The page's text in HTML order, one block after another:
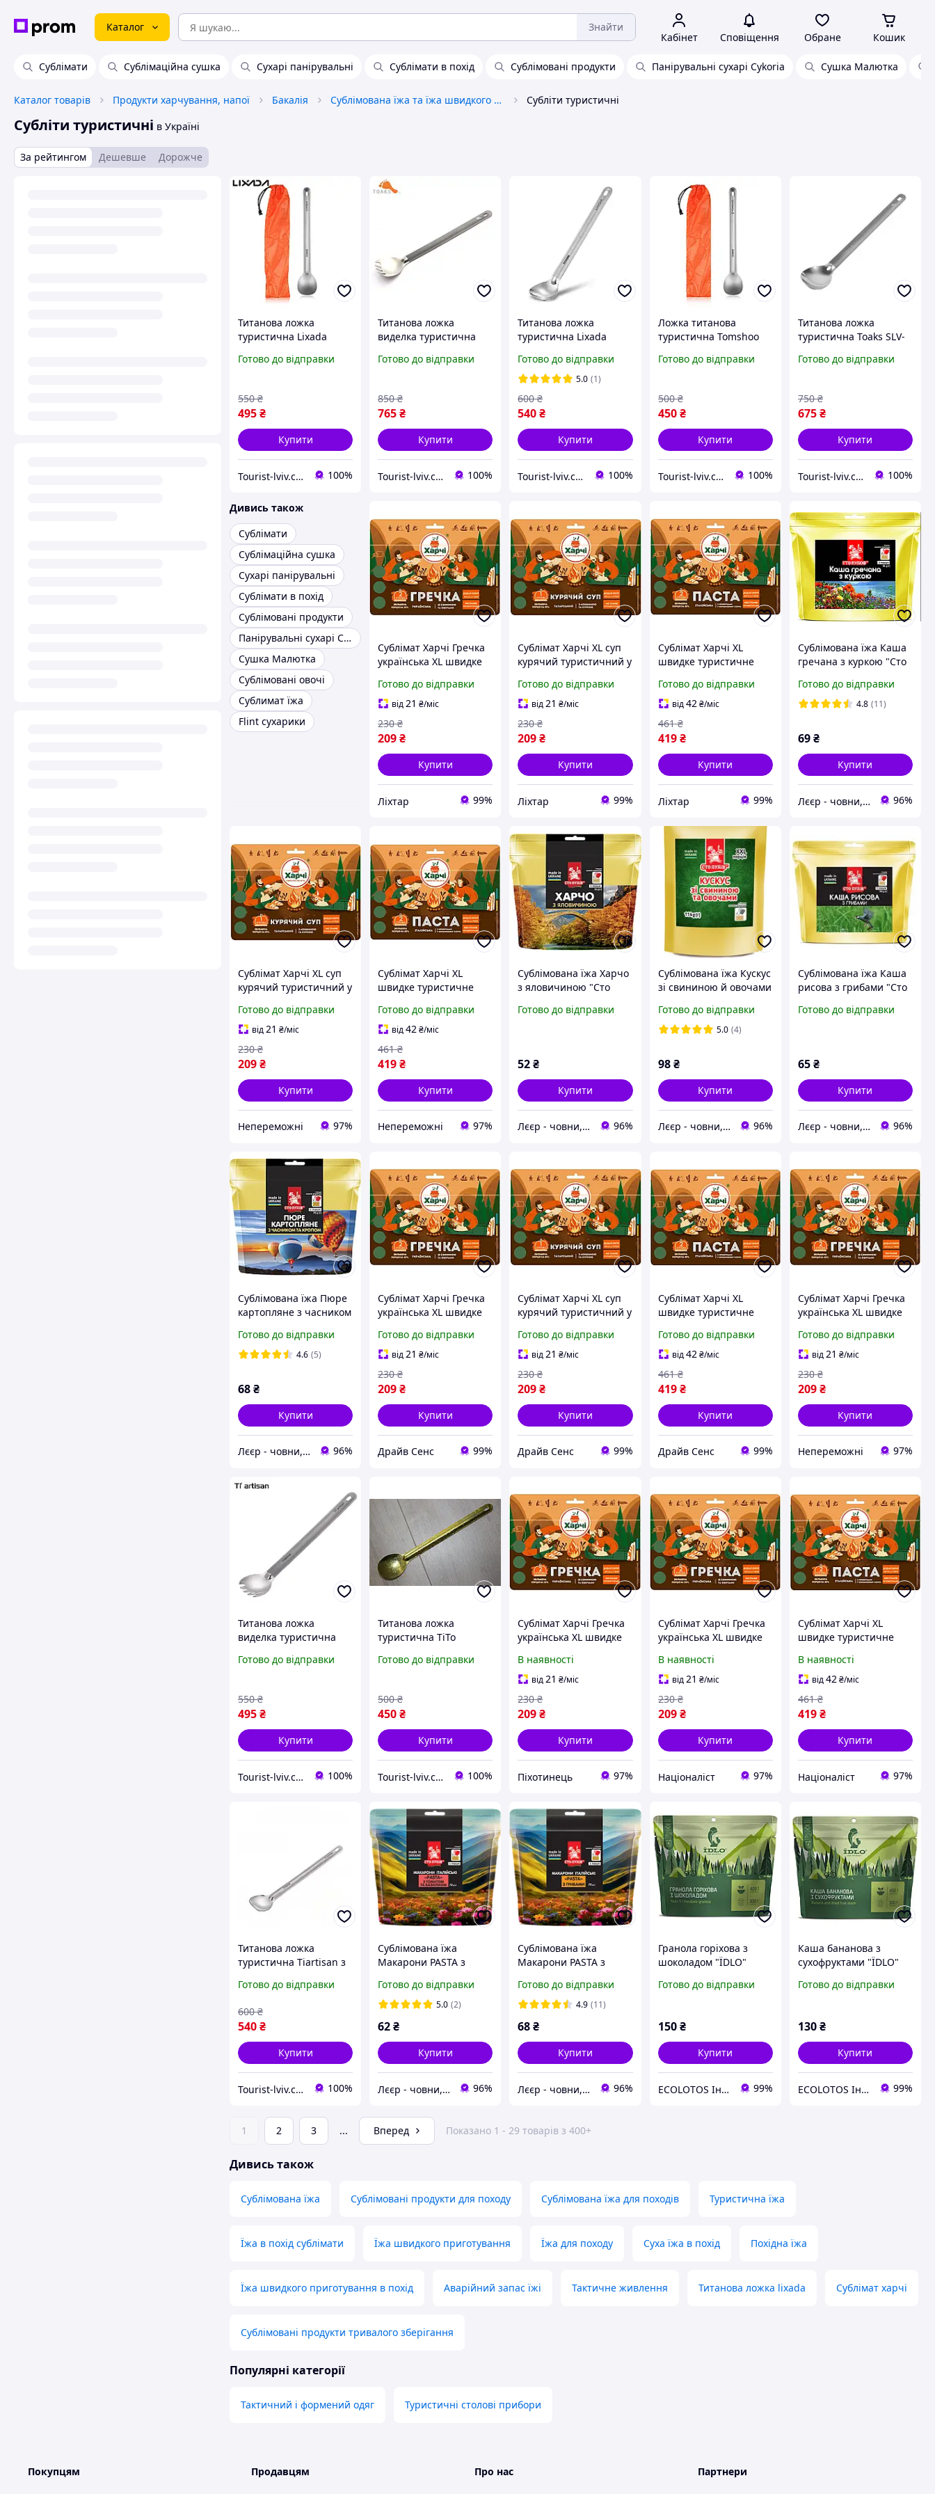
Каталог Знайти
Кабінет Сповіщення Обране Кошик
Сублімати Сублімаційна сушка Сухарі панірувальні Сублімати в похід Сублімовані продукти Панірувальні сухарі Cykoria Сушка Малютка
Каталог товарів Продукти харчування, напої Бакалія Сублімована їжа та їжа швидкого приготування Субліти туристичні
Субліти туристичні в Україні
За рейтингом Дешевше Дорожче
Титанова ложка
туристична Lixada
столовий прилад для
туризму кемпінгу посуд
з титану матова
Готово до відправки
495₴
550 ₴
Купити
Tourist-lviv.com.ua 100%
Титанова ложка
виделка туристична
столовий прилад з
2в1 для субліматів
походу туризму
Готово до відправки
765₴
850 ₴
Купити
Tourist-lviv.com.ua 100%
Титанова ложка
туристична Lixada
ручкою 215 мм
похідний столовий
прилад для субліматів
походу туризму
кемпінгу
Готово до відправки
5.0 (1)
540₴
600 ₴
Купити
Tourist-lviv.com.ua 100%
Ложка титанова
туристична Tomshoo
для субліматів матова
Готово до відправки
450 ₴
500 ₴
Купити
Tourist-lviv.com.ua 100%
Титанова ложка
туристична Toaks SLV-
мм похідний столовий
походу туризму
кемпінгу
Готово до відправки
675₴
750 ₴
Купити
Tourist-lviv.com.ua 100%
Дивись також
Сублімати
Сублімаційна сушка
Сухарі панірувальні
Сублімати в похід
Сублімовані продукти
Панірувальні сухарі Cykoria
Сушка Малютка
Сублімовані овочі
Сублимат їжа
Flint сухарики
Сублімат Харчі Гречка
українська XL швидке
харчування в
герметичному дойпаку
[7930-liht]
Готово до відправки
від21 ₴/міс
209₴
230 ₴
Купити
Ліхтар 99%
Сублімат Харчі XL суп
курячий туристичний у
готування в пакеті
[7930-liht]
Готово до відправки
від21 ₴/міс
209₴
230 ₴
Купити
Ліхтар 99%
Сублімат Харчі XL
швидке туристичне
герметичному дойпаку,
20% більше порції
[7930-liht]
Готово до відправки
від42 ₴/міс
419 ₴
461 ₴
Купити
Ліхтар 99%
Сублімована їжа Каша
гречана з куркою "Сто
Готово до відправки
4.8 (11)
69₴
Купити
Лєєр - човни, мотори, все для відпочинку 96%
Сублімат Харчі XL суп
курячий туристичний у
готування в пакеті
|neper-7930|
Готово до відправки
від 21 ₴/міс
209₴
230 ₴
Купити
Непереможні 97%
Сублімат Харчі XL
швидке туристичне
герметичному дойпаку,
20% більше порції
Готово до відправки
від42 ₴/міс
419₴
461 ₴
Купити
Непереможні 97%
Сублімована їжа Харчо
з яловичиною "Сто
Готово до відправки
52₴
Купити
Лєєр - човни, мотори, все для відпочинку 96%
Сублімована їжа Кускус
зі свининою й овочами
пакет)
Готово до відправки
5.0 (4)
98 ₴
Купити
Лєєр - човни, мотори, все для відпочинку 96%
Сублімована їжа Каша
рисова з грибами "Сто
Готово до відправки
65₴
Купити
Лєєр - човни, мотори, все для відпочинку 96%
Сублімована їжа Пюре
картопляне з часником
г (zip пакет)
Готово до відправки
4.6 (5)
68₴
Купити
Лєєр - човни, мотори, все для відпочинку 96%
Сублімат Харчі Гречка
українська XL швидке
харчування в
герметичному дойпаку
7930-DS
Готово до відправки
від21 ₴/міс
209₴
230 ₴
Купити
Драйв Сенс 99%
Сублімат Харчі XL суп
курячий туристичний у
готування в пакеті
7930-DS
Готово до відправки
від21 ₴/міс
209₴
230 ₴
Купити
Драйв Сенс 99%
Сублімат Харчі XL
швидке туристичне
герметичному дойпаку,
20% більше порції
7930-DS
Готово до відправки
від42 ₴/міс
419 ₴
461 ₴
Купити
Драйв Сенс 99%
Сублімат Харчі Гречка
українська XL швидке
харчування в
герметичному дойпаку
|neper-7930|
Готово до відправки
від21 ₴/міс
209₴
230 ₴
Купити
Непереможні 97%
Титанова ложка
виделка туристична
столовий прилад з
2в1 для субліматів
походу туризму
Готово до відправки
495₴
550 ₴
Купити
Tourist-lviv.com.ua 100%
Титанова ложка
туристична TiTo
похідний столовий
походу туризму
кемпінгу посуд з титану
Gold
Готово до відправки
450₴
500 ₴
Купити
Tourist-lviv.com.ua 100%
Сублімат Харчі Гречка
українська XL швидке
харчування в
герметичному дойпаку
{7930-piho}
В наявності
від21 ₴/міс
209₴
230 ₴
Купити
Піхотинець 97%
Сублімат Харчі Гречка
українська XL швидке
харчування в
герметичному дойпаку
[n-7930]
В наявності
від21 ₴/міс
209 ₴
230 ₴
Купити
Націоналіст 97%
Сублімат Харчі XL
швидке туристичне
герметичному дойпаку,
20% більше порції [n-
7930]
В наявності
від42₴/міс
419₴
461 ₴
Купити
Націоналіст 97%
Титанова ложка
туристична Tiartisan з
похідний столовий
походу туризму
кемпінгу
Готово до відправки
540₴
600 ₴
Купити
Tourist-lviv.com.ua 100%
Сублімована їжа
Макарони PASTA з
"Сто пудів" 70 г (zip
пакет)
Готово до відправки
5.0 (2)
62₴
Купити
Лєєр - човни, мотори, все для відпочинку 96%
Сублімована їжа
Макарони PASTA з
г (zip пакет)
Готово до відправки
4.9 (11)
68₴
Купити
Лєєр - човни, мотори, все для відпочинку 96%
Гранола горіхова з
шоколадом "ЇDLO"
Готово до відправки
150 ₴
Купити
ECOLOTOS Інтернет-магазин натуральних продуктів харчування 99%
Каша бананова з
сухофруктами "ЇDLO"
Готово до відправки
130₴
Купити
ECOLOTOS Інтернет-магазин натуральних продуктів харчування 99%
1 2 3 ... Вперед Показано 1 - 29 товарів з 400+
Дивись також
Сублімована їжа Сублімовані продукти для походу Сублімована їжа для походів Туристична їжа
Їжа в похід сублімати Їжа швидкого приготування Їжа для походу Суха їжа в похід Похідна їжа
Їжа швидкого приготування в похід Аварійний запас їжі Тактичне живлення Титанова ложка lixada Сублімат харчі
Сублімовані продукти тривалого зберігання
Популярні категорії
Тактичний і формений одяг Туристичні столові прибори
Покупцям Продавцям Про нас Партнери